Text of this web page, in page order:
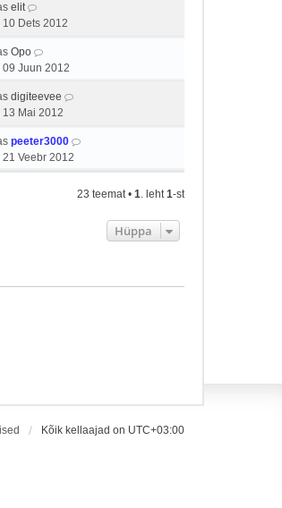
elit
10 Dets 2012
Opo
09 Juun 2012
digiteevee
13 Mai 2012
peeter3000
21 Veebr 2012
23 teemat • 1. leht1-st
Hüppa
Kõik kellaajad on UTC+03:00